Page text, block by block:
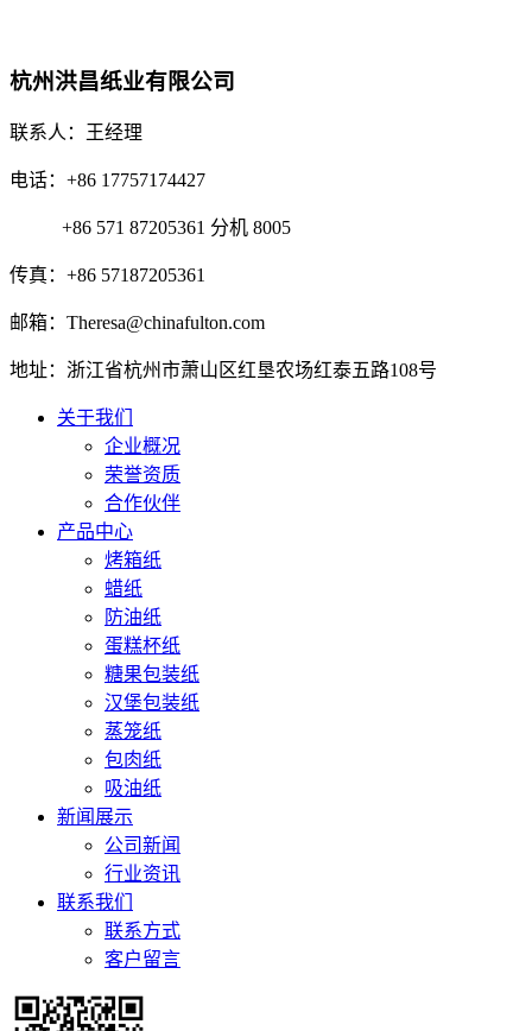
杭州洪昌纸业有限公司
联系人：王经理
电话：+86 17757174427
+86 571 87205361 分机 8005
传真：+86 57187205361
邮箱：Theresa@chinafulton.com
地址：浙江省杭州市萧山区红垦农场红泰五路108号
关于我们
企业概况
荣誉资质
合作伙伴
产品中心
烤箱纸
蜡纸
防油纸
蛋糕杯纸
糖果包装纸
汉堡包装纸
蒸笼纸
包肉纸
吸油纸
新闻展示
公司新闻
行业资讯
联系我们
联系方式
客户留言